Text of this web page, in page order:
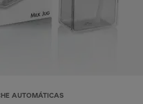
AUTOMÁTICAS